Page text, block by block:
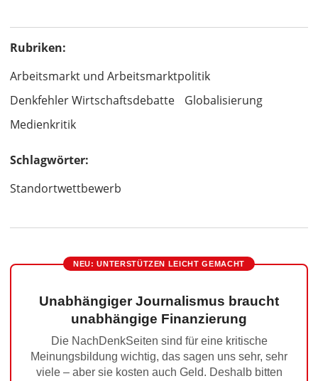
Rubriken:
Arbeitsmarkt und Arbeitsmarktpolitik
Denkfehler Wirtschaftsdebatte
Globalisierung
Medienkritik
Schlagwörter:
Standortwettbewerb
NEU: UNTERSTÜTZEN LEICHT GEMACHT
Unabhängiger Journalismus braucht
unabhängige Finanzierung
Die NachDenkSeiten sind für eine kritische
Meinungsbildung wichtig, das sagen uns sehr, sehr
viele – aber sie kosten auch Geld. Deshalb bitten